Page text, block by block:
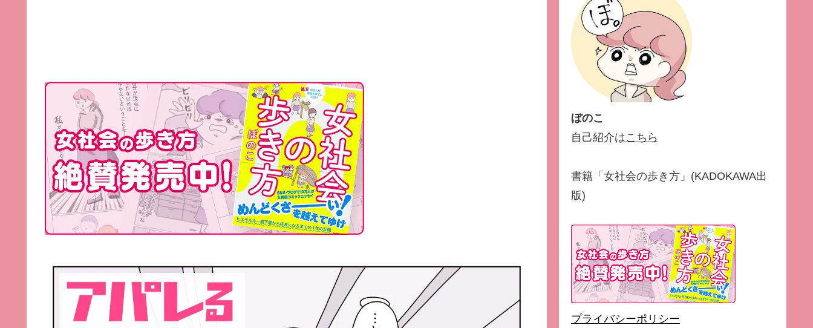
ぼのこ
自己紹介はこちら
書籍「女社会の歩き方」(KADOKAWA出
版)
プライバシーポリシー